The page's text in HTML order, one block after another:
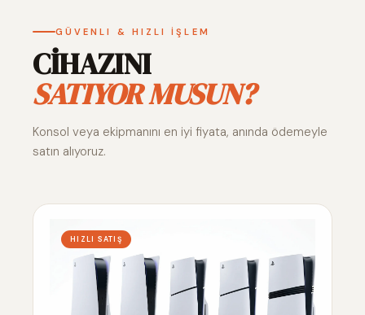
GÜVENLI & HIZLI İŞLEM
CİHAZINI
SATIYOR MUSUN?
Konsol veya ekipmanını en iyi fiyata, anında ödemeyle
satın alıyoruz.
HIZLI SATIŞ